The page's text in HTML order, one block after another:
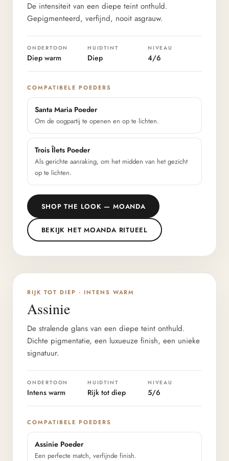
De intensiteit van een diepe teint onthuld.
Gepigmenteerd, verfijnd, nooit asgrauw.
ONDERTOON
Diep warm
HUIDTINT
Diep
NIVEAU
4/6
COMPATIBELE POEDERS
Santa Maria Poeder
Om de oogpartij te openen en op te lichten.
Trois Îlets Poeder
Als gerichte aanraking, om het midden van het gezicht
op te lichten.
SHOP THE LOOK — MOANDA
BEKIJK HET MOANDA RITUEEL
DIEPTE 5/6
RIJK TOT DIEP · INTENS WARM
Assinie
De stralende glans van een diepe teint onthuld.
Dichte pigmentatie, een luxueuze finish, een unieke
signatuur.
ONDERTOON
Intens warm
HUIDTINT
Rijk tot diep
NIVEAU
5/6
COMPATIBELE POEDERS
Assinie Poeder
Een perfecte match, verfijnde finish.